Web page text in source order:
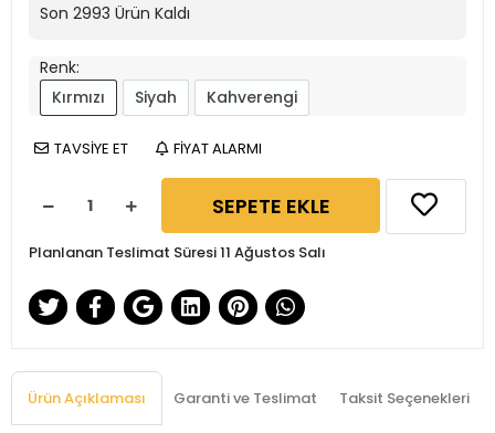
Son 2993 Ürün Kaldı
Renk:
Kırmızı
Siyah Kahverengi
TAVSİYE ET FİYAT ALARMI
SEPETE EKLE
Planlanan Teslimat Süresi 11 Ağustos Salı
Ürün Açıklaması Garanti ve Teslimat Taksit Seçenekleri